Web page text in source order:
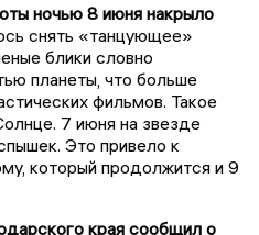
ночью 8 июня накрыло
снять «танцующее»
блики словно
планеты, что больше
фильмов. Такое
7 июня на звезде
Это привело к
который продолжится и 9
края сообщил о